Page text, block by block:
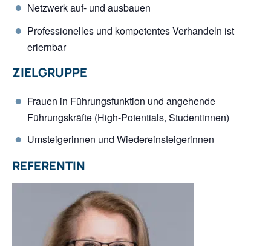
Netzwerk auf- und ausbauen
Professionelles und kompetentes Verhandeln ist
erlernbar
ZIELGRUPPE
Frauen in Führungsfunktion und angehende
Führungskräfte (High-Potentials, Studentinnen)
Umsteigerinnen und Wiedereinsteigerinnen
REFERENTIN